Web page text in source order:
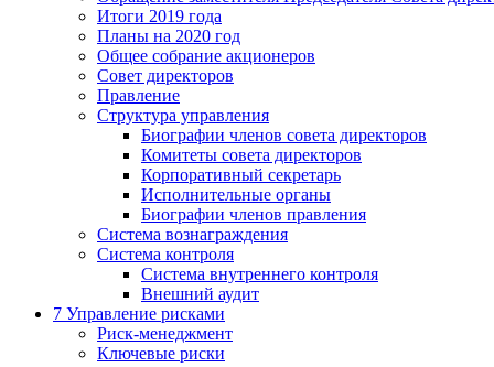
Итоги 2019 года
Планы на 2020 год
Общее собрание акционеров
Совет директоров
Правление
Структура управления
Биографии членов совета директоров
Комитеты совета директоров
Корпоративный секретарь
Исполнительные органы
Биографии членов правления
Система вознаграждения
Система контроля
Система внутреннего контроля
Внешний аудит
7 Управление рисками
Риск-менеджмент
Ключевые риски